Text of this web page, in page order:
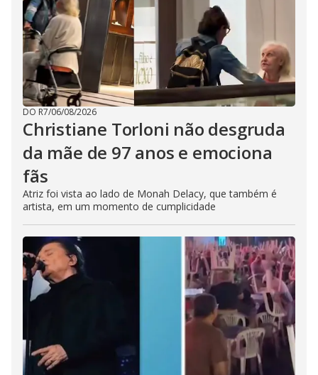
DO R7/06/08/2026
Christiane Torloni não desgruda
da mãe de 97 anos e emociona
fãs
Atriz foi vista ao lado de Monah Delacy, que também é
artista, em um momento de cumplicidade